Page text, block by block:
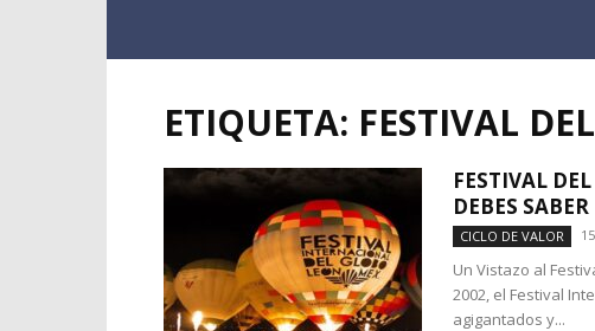
ETIQUETA: FESTIVAL
FESTIVAL
DEBES SABER
CICLO DE VALOR
Un Vistazo al
2002, el Festival
agigantados y...